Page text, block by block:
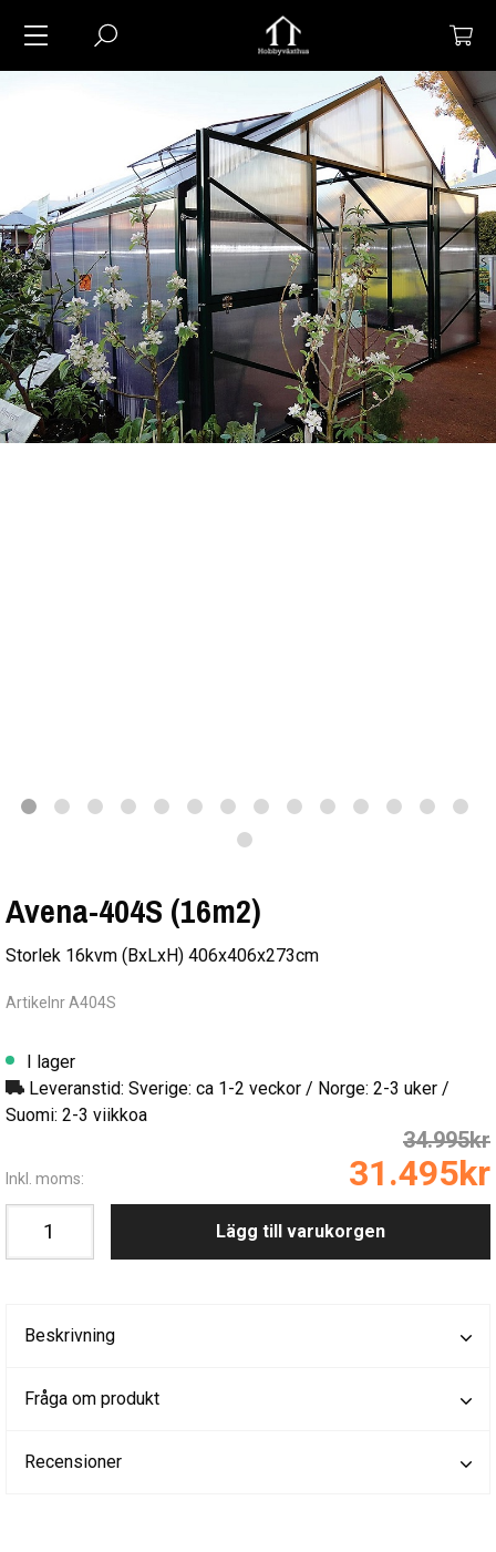
Avena-404S (16m2)
Storlek 16kvm (BxLxH) 406x406x273cm
Artikelnr A404S
I lager
Leveranstid: Sverige: ca 1-2 veckor / Norge: 2-3 uker /
Suomi: 2-3 viikkoa
Inkl. moms:
34.995kr
31.495kr
Lägg till varukorgen
Beskrivning
Fråga om produkt
Recensioner